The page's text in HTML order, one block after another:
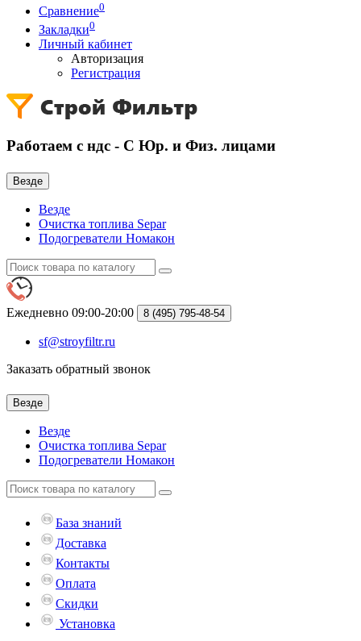
Сравнение0
Закладки0
Личный кабинет
Авторизация
Регистрация
Работаем с ндс - С Юр. и Физ. лицами
Везде
Везде
Очистка топлива Separ
Подогреватели Номакон
Ежедневно 09:00-20:00 8 (495) 795-48-54
sf@stroyfiltr.ru
Заказать обратный звонок
Везде
Везде
Очистка топлива Separ
Подогреватели Номакон
База знаний
Доставка
Контакты
Оплата
Скидки
Установка